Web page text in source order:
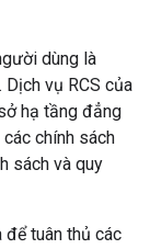
dùng là
vụ RCS của
hạ tầng đẳng
chính sách
sách và quy
để tuân thủ các